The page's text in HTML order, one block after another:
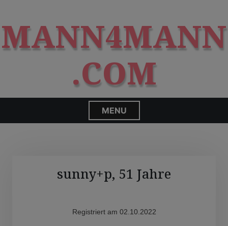
i
p
o
c
n
t
MANN4MANN
.COM
MENU
sunny+p, 51 Jahre
Registriert am 02.10.2022